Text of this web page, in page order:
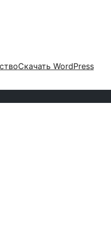
Скачать WordPress